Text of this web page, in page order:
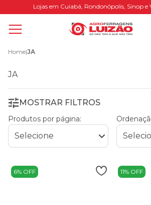
Lojas em Cuiabá, Rondonópolis, Sinop e
Home|JA
JA
MOSTRAR FILTROS
Produtos por página:
6% OFF 11% OFF